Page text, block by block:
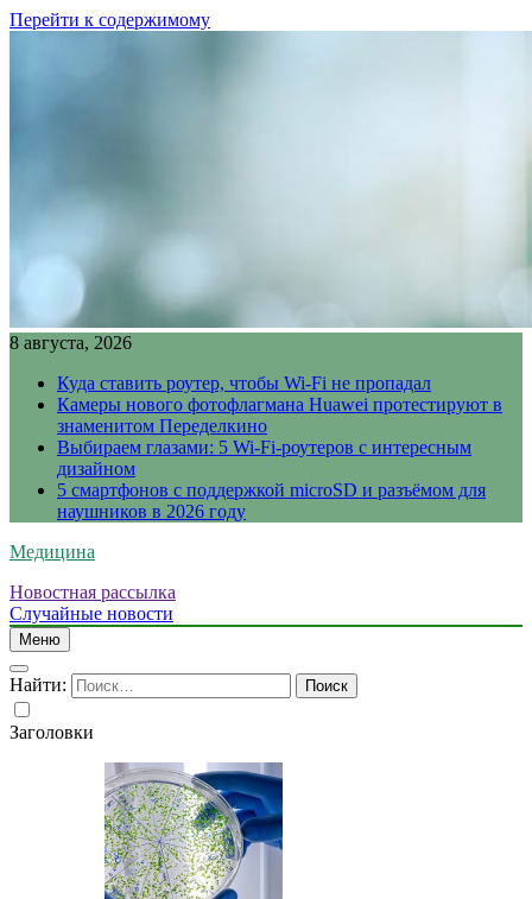
Перейти к содержимому
8 августа, 2026
Куда ставить роутер, чтобы Wi-Fi не пропадал
Камеры нового фотофлагмана Huawei протестируют в
знаменитом Переделкино
Выбираем глазами: 5 Wi-Fi-роутеров с интересным
дизайном
5 смартфонов с поддержкой microSD и разъёмом для
наушников в 2026 году
Медицина
Новостная рассылка
Случайные новости
Меню
Найти:
Заголовки